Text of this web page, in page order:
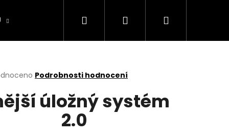
Půjčovna stanů
Hledat PřihlášeníNákupní
Podrobnosti hodnocení
úložný systém
2.0